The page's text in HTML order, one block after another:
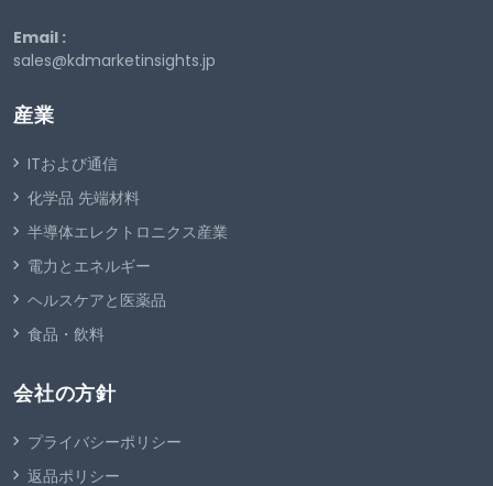
Email :
sales@kdmarketinsights.jp
産業
ITおよび通信
化学品 先端材料
半導体エレクトロニクス産業
電力とエネルギー
ヘルスケアと医薬品
食品・飲料
会社の方針
プライバシーポリシー
返品ポリシー